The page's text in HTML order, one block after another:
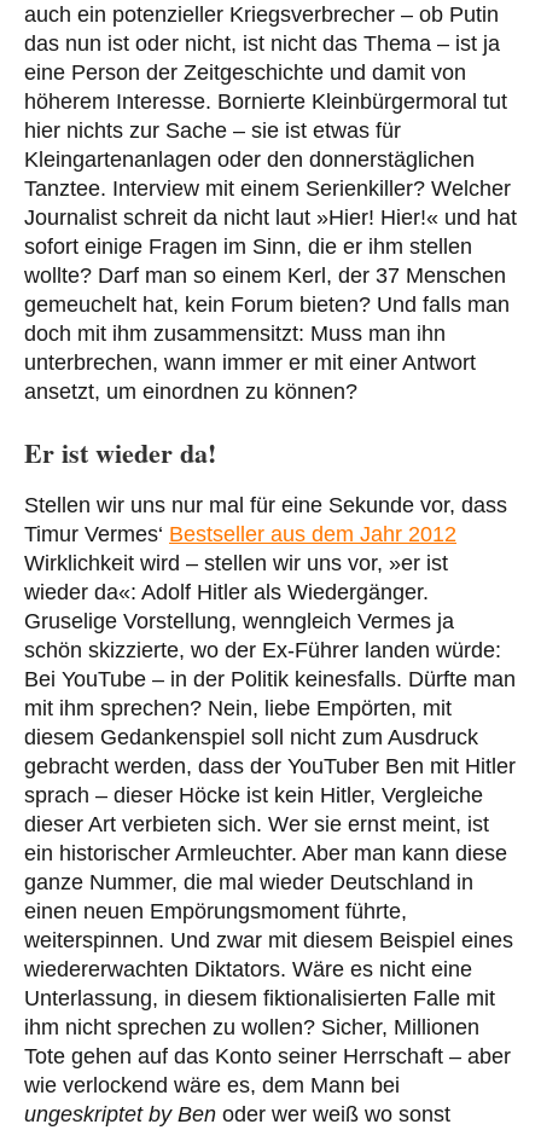
auch ein potenzieller Kriegsverbrecher – ob Putin
das nun ist oder nicht, ist nicht das Thema – ist ja
eine Person der Zeitgeschichte und damit von
höherem Interesse. Bornierte Kleinbürgermoral tut
hier nichts zur Sache – sie ist etwas für
Kleingartenanlagen oder den donnerstäglichen
Tanztee. Interview mit einem Serienkiller? Welcher
Journalist schreit da nicht laut »Hier! Hier!« und hat
sofort einige Fragen im Sinn, die er ihm stellen
wollte? Darf man so einem Kerl, der 37 Menschen
gemeuchelt hat, kein Forum bieten? Und falls man
doch mit ihm zusammensitzt: Muss man ihn
unterbrechen, wann immer er mit einer Antwort
ansetzt, um einordnen zu können?
Er ist wieder da!
Stellen wir uns nur mal für eine Sekunde vor, dass
Timur Vermes‘ Bestseller aus dem Jahr 2012
Wirklichkeit wird – stellen wir uns vor, »er ist
wieder da«: Adolf Hitler als Wiedergänger.
Gruselige Vorstellung, wenngleich Vermes ja
schön skizzierte, wo der Ex-Führer landen würde:
Bei YouTube – in der Politik keinesfalls. Dürfte man
mit ihm sprechen? Nein, liebe Empörten, mit
diesem Gedankenspiel soll nicht zum Ausdruck
gebracht werden, dass der YouTuber Ben mit Hitler
sprach – dieser Höcke ist kein Hitler, Vergleiche
dieser Art verbieten sich. Wer sie ernst meint, ist
ein historischer Armleuchter. Aber man kann diese
ganze Nummer, die mal wieder Deutschland in
einen neuen Empörungsmoment führte,
weiterspinnen. Und zwar mit diesem Beispiel eines
wiedererwachten Diktators. Wäre es nicht eine
Unterlassung, in diesem fiktionalisierten Falle mit
ihm nicht sprechen zu wollen? Sicher, Millionen
Tote gehen auf das Konto seiner Herrschaft – aber
wie verlockend wäre es, dem Mann bei
ungeskriptet by Ben oder wer weiß wo sonst